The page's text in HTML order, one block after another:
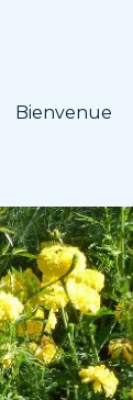
Bienvenue